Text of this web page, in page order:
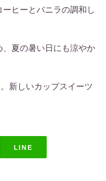
ヒーとバニラの調和し
夏の暑い日にも涼やか
新しいカップスイーツ
LINE